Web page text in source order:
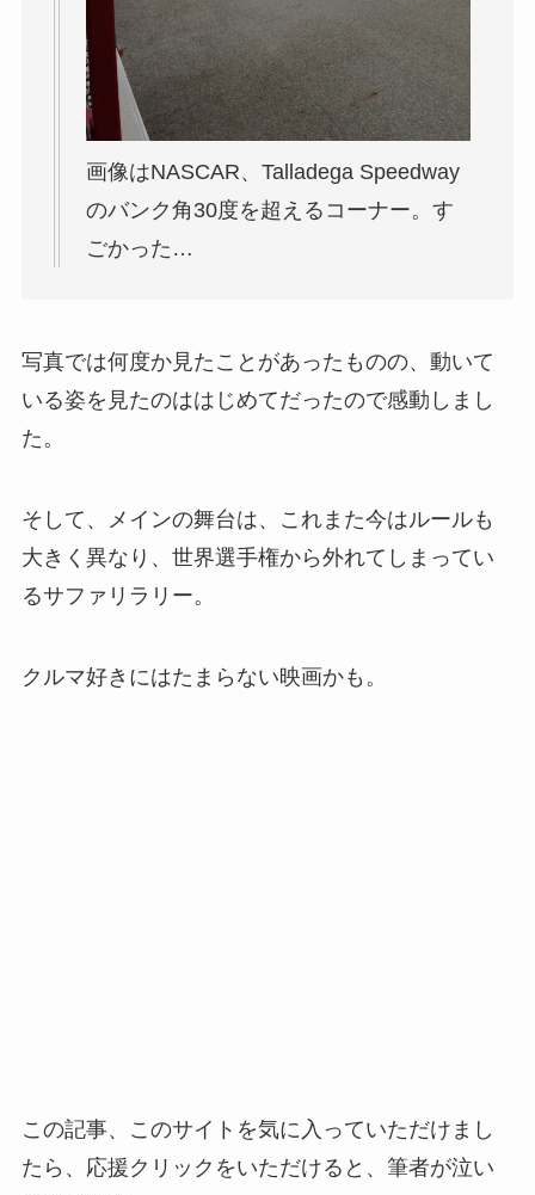
画像はNASCAR、Talladega Speedway
のバンク角30度を超えるコーナー。す
ごかった…
写真では何度か見たことがあったものの、動いて
いる姿を見たのははじめてだったので感動しまし
た。
そして、メインの舞台は、これまた今はルールも
大きく異なり、世界選手権から外れてしまってい
るサファリラリー。
クルマ好きにはたまらない映画かも。
この記事、このサイトを気に入っていただけまし
たら、応援クリックをいただけると、筆者が泣い